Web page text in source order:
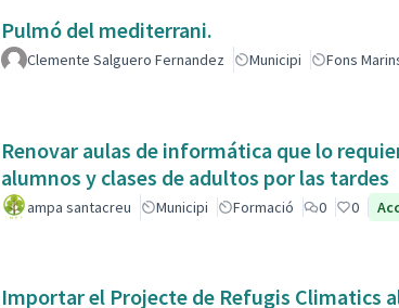
Pulmó del mediterrani.
Clemente Salguero Fernandez Municipi Fons
Renovar aulas de informática que lo
alumnos y clases de adultos por las tardes
ampa santacreu Municipi Formació 0 0
Importar el Projecte de Refugis Climatics